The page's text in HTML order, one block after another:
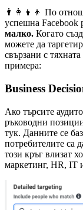
👨‍👩‍👦‍👦 По
успешнa Facebook
малко. Когато
можете да
свързани с
примера:
Business
Ако търсите
ръководни
тук. Данните се
потребителите са
този кръг влизат
маркетинг, HR, IT